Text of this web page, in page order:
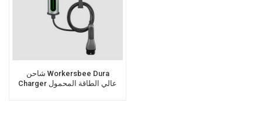
شاحن Workersbee Dura
Charger عالي الطاقة المحمول